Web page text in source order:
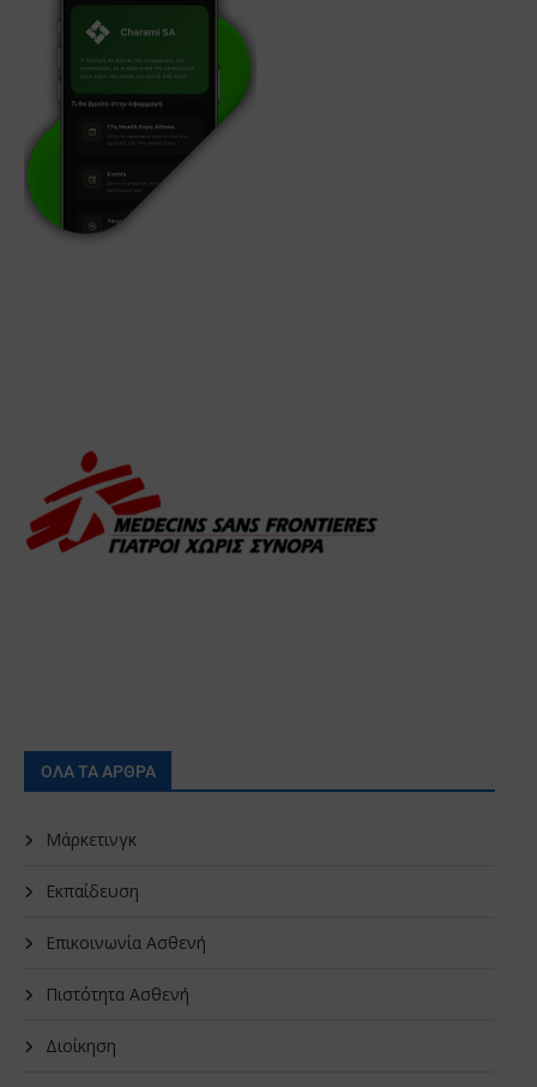
ΟΛΑ ΤΑ ΑΡΘΡΑ
Μάρκετινγκ
Εκπαίδευση
Επικοινωνία Ασθενή
Πιστότητα Ασθενή
Διοίκηση